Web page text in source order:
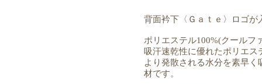
背面衿下〈Ｇａｔｅ〉ロゴが
ポリエステル100%(クールフ
吸汗速乾性に優れたポリエス
より発散される水分を素早
材です。